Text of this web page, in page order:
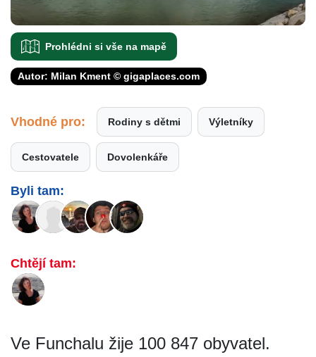
Prohlédni si vše na mapě
Autor: Milan Kment © gigaplaces.com
Vhodné pro: Rodiny s dětmi Výletníky
Cestovatele Dovolenkáře
Byli tam:
Chtějí tam:
Ve Funchalu žije 100 847 obyvatel.